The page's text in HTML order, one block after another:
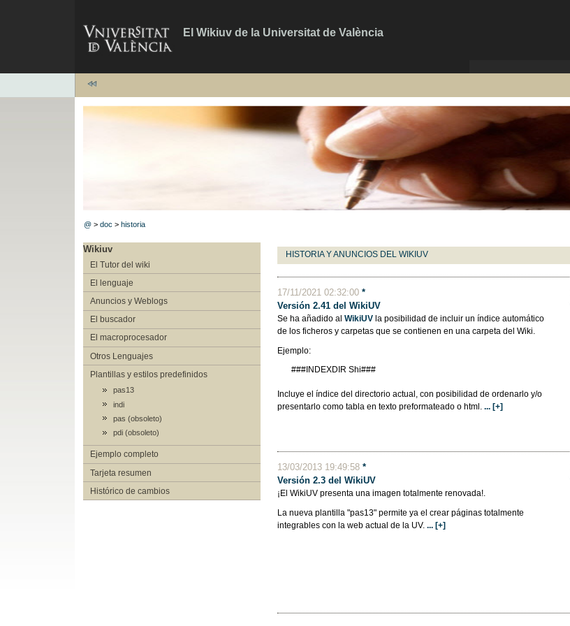
El Wikiuv de la Universitat de València
@ >doc >historia
Wikiuv
El Tutor del wiki
El lenguaje
Anuncios y Weblogs
El buscador
El macroprocesador
Otros Lenguajes
Plantillas y estilos predefinidos
pas13
indi
pas (obsoleto)
pdi (obsoleto)
Ejemplo completo
Tarjeta resumen
Histórico de cambios
HISTORIA Y ANUNCIOS DEL WIKIUV
17/11/2021 02:32:00*
Versión 2.41 del WikiUV
Se ha añadido alWikiUV la posibilidad de incluir un índice automático
de los ficheros y carpetas que se contienen en una carpeta del Wiki.
Ejemplo:
###INDEXDIR Shi###
Incluye el índice del directorio actual, con posibilidad de ordenarlo y/o
presentarlo como tabla en texto preformateado o html.... [+]
13/03/2013 19:49:58*
Versión 2.3 del WikiUV
¡El WikiUV presenta una imagen totalmente renovada!.
La nueva plantilla "pas13" permite ya el crear páginas totalmente
integrables con la web actual de la UV.... [+]